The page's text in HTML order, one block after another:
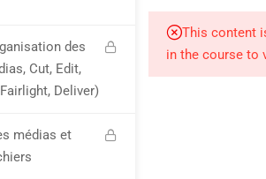
des
Cut, Edit,
Deliver)
médias et
This content
in the course to
fusion.com
04633 54
00025